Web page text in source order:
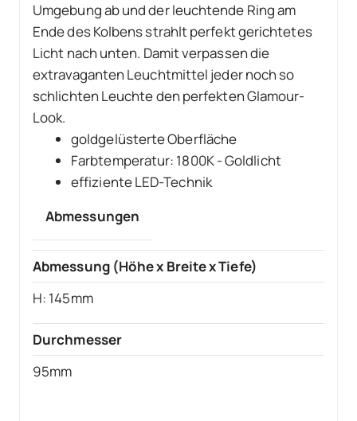
Umgebung ab und der leuchtende Ring am
Ende des Kolbens strahlt perfekt gerichtetes
Licht nach unten. Damit verpassen die
extravaganten Leuchtmittel jeder noch so
schlichten Leuchte den perfekten Glamour-
Look.
goldgelüsterte Oberfläche
Farbtemperatur: 1800K - Goldlicht
effiziente LED-Technik
Abmessungen
Abmessung (Höhe x Breite x Tiefe)
H: 145mm
Durchmesser
95mm